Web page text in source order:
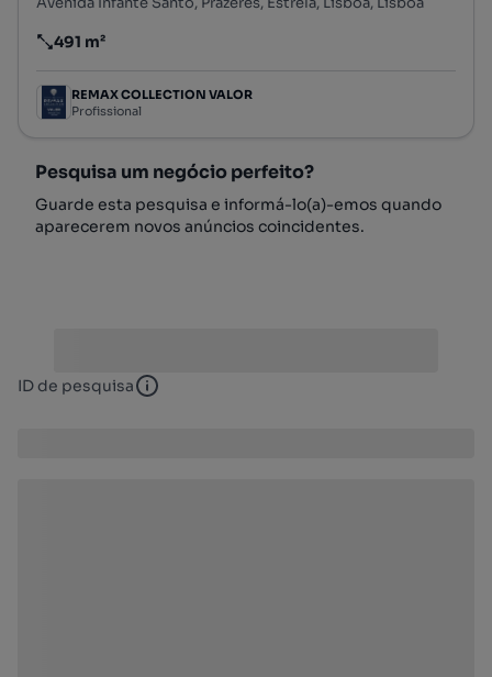
Preço por metro quadrado
491 m²
REMAX COLLECTION VALOR
Profissional
Pesquisa um negócio perfeito?
Guarde esta pesquisa e informá-lo(a)-emos quando
aparecerem novos anúncios coincidentes.
ID de pesquisa ID de pesquisa